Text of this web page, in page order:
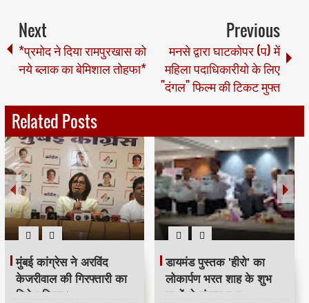
Next
*प्रमोद ने दिया रामपुरखास को
नये ब्लाक का बेमिशाल तोहफा*
Previous
मनसे द्वारा घाटकोपर (प) में
महिला पदाधिकारीयो के लिए
"दंगल" फिल्म की टिकट मुफ्त
Related Posts
मुंबई कांग्रेस ने अरविंद
केजरीवाल की गिरफ्तारी का
विरोध किया।
डायमंड पुस्तक 'हीरो' का
लोकार्पण भरत शाह के शुभ
हाथों से संपन्न हुआ